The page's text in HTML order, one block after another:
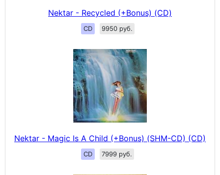
Nektar - Recycled (+Bonus) (CD)
CD 9950 руб.
Nektar - Magic Is A Child (+Bonus) (SHM-CD) (CD)
CD 7999 руб.